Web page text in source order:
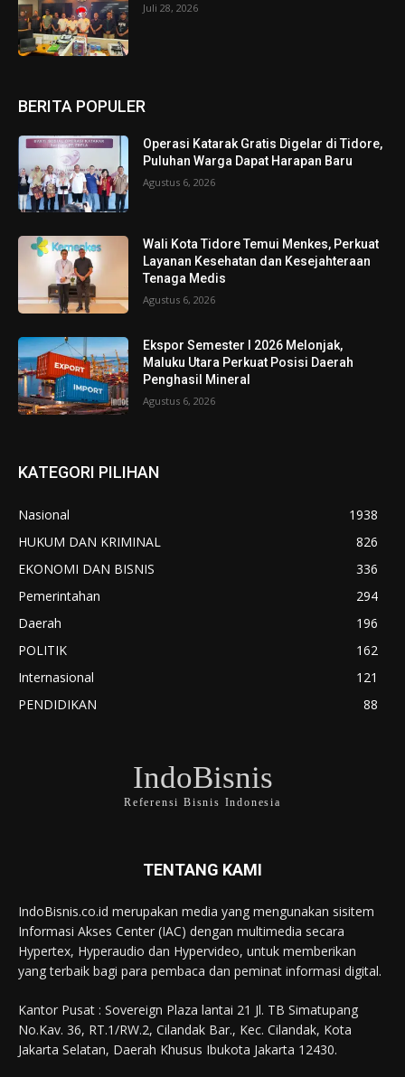
Juli 28, 2026
BERITA POPULER
Operasi Katarak Gratis Digelar di Tidore,
Puluhan Warga Dapat Harapan Baru
Agustus 6, 2026
Wali Kota Tidore Temui Menkes, Perkuat
Layanan Kesehatan dan Kesejahteraan
Tenaga Medis
Agustus 6, 2026
Ekspor Semester I 2026 Melonjak,
Maluku Utara Perkuat Posisi Daerah
Penghasil Mineral
Agustus 6, 2026
KATEGORI PILIHAN
Nasional
1938
HUKUM DAN KRIMINAL
826
EKONOMI DAN BISNIS
336
Pemerintahan
294
Daerah
196
POLITIK
162
Internasional
121
PENDIDIKAN
88
IndoBisnis
Referensi Bisnis Indonesia
TENTANG KAMI
IndoBisnis.co.id merupakan media yang mengunakan sisitem
Informasi Akses Center (IAC) dengan multimedia secara
Hypertex, Hyperaudio dan Hypervideo, untuk memberikan
yang terbaik bagi para pembaca dan peminat informasi digital.
Kantor Pusat : Sovereign Plaza lantai 21 Jl. TB Simatupang
No.Kav. 36, RT.1/RW.2, Cilandak Bar., Kec. Cilandak, Kota
Jakarta Selatan, Daerah Khusus Ibukota Jakarta 12430.